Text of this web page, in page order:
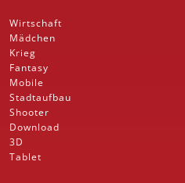
Wirtschaft
Mädchen
Krieg
Fantasy
Mobile
Stadtaufbau
Shooter
Download
3D
Tablet